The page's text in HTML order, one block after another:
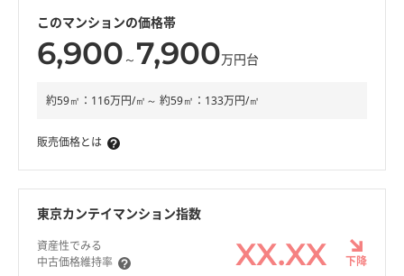
このマンションの価格帯
6,900 ～ 7,900万円台
約59㎡：116万円/㎡～ 約59㎡：133万円/㎡
販売価格とは
東京カンテイマンション指数
資産性でみる
中古価格維持率
XX.XX 下降